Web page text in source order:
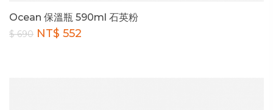
Ocean 保溫瓶 590ml 石英粉
$ 690 NT$ 552